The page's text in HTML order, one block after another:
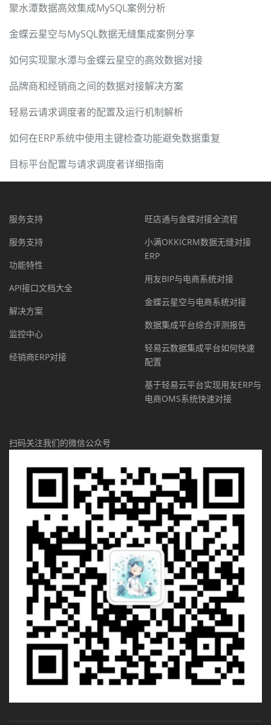
聚水潭数据高效集成MySQL案例分析
金蝶云星空与MySQL数据无缝集成案例分享
如何实现聚水潭与金蝶云星空的高效数据对接
品牌商和经销商之间的数据对接解决方案
轻易云请求调度者的配置及运行机制解析
如何在ERP系统中使用主键检查功能避免数据重复
目标平台配置与请求调度者详细指南
服务支持
服务支持
功能特性
API接口文档大全
解决方案
监控中心
经销商ERP对接
旺店通与金蝶对接全流程
小满OKKICRM数据无缝对接
ERP
用友BIP与电商系统对接
金蝶云星空与电商系统对接
数据集成平台综合评测报告
轻易云数据集成平台如何快速
配置
基于轻易云平台实现用友ERP与
电商OMS系统快速对接
扫码关注我们的微信公众号